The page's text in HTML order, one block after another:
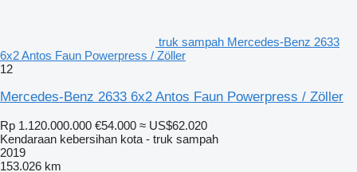
truk sampah Mercedes-Benz 2633
6x2 Antos Faun Powerpress / Zöller
12
Mercedes-Benz 2633 6x2 Antos Faun Powerpress / Zöller
Rp 1.120.000.000 €54.000 ≈ US$62.020
Kendaraan kebersihan kota - truk sampah
2019
153.026 km